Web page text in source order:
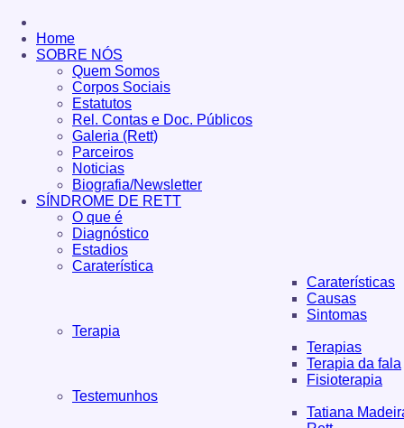
Home
SOBRE NÓS
Quem Somos
Corpos Sociais
Estatutos
Rel. Contas e Doc. Públicos
Galeria (Rett)
Parceiros
Noticias
Biografia/Newsletter
SÍNDROME DE RETT
O que é
Diagnóstico
Estadios
Caraterística
Caraterísticas
Causas
Sintomas
Terapia
Terapias
Terapia da fala
Fisioterapia
Testemunhos
Tatiana